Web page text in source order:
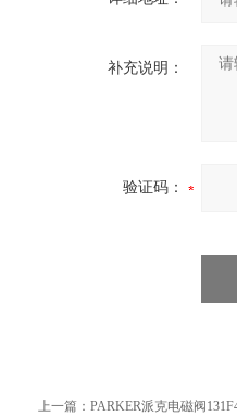
补充说明：
验证码：
上一篇： PARKER派克电磁阀